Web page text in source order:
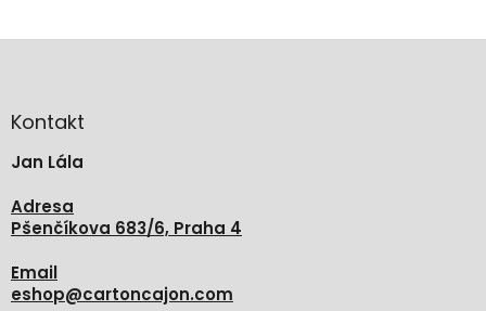
aKontakt
Jan Lála
Adresa
Pšenčíkova 683/6, Praha 4
Email
eshop@cartoncajon.com